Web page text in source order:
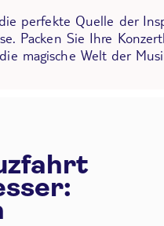
perfekte Quelle der
Packen Sie Ihre
magische Welt der